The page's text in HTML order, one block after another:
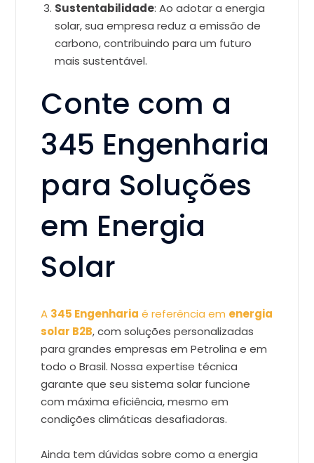
Sustentabilidade: Ao adotar a energia
solar, sua empresa reduz a emissão de
carbono, contribuindo para um futuro
mais sustentável.
Conte com a
345 Engenharia
para Soluções
em Energia
Solar
A 345 Engenharia é referência em energia
solar B2B, com soluções personalizadas
para grandes empresas em Petrolina e em
todo o Brasil. Nossa expertise técnica
garante que seu sistema solar funcione
com máxima eficiência, mesmo em
condições climáticas desafiadoras.
Ainda tem dúvidas sobre como a energia